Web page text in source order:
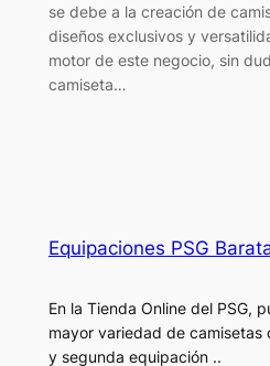
se debe a la creación de
diseños exclusivos y
motor de este negocio, sin
camiseta…
Equipaciones PSG
En la Tienda Online del PSG,
mayor variedad de camisetas
y segunda equipación ..